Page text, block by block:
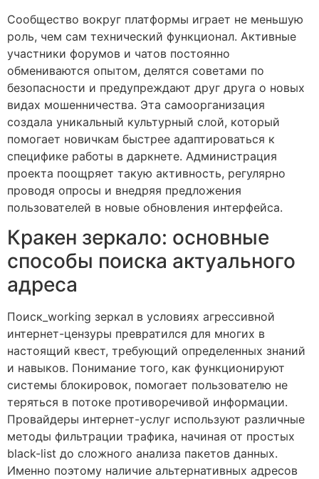
Сообщество вокруг платформы играет не меньшую
роль, чем сам технический функционал. Активные
участники форумов и чатов постоянно
обмениваются опытом, делятся советами по
безопасности и предупреждают друг друга о новых
видах мошенничества. Эта самоорганизация
создала уникальный культурный слой, который
помогает новичкам быстрее адаптироваться к
специфике работы в даркнете. Администрация
проекта поощряет такую активность, регулярно
проводя опросы и внедряя предложения
пользователей в новые обновления интерфейса.
Кракен зеркало: основные
способы поиска актуального
адреса
Поиск_working зеркал в условиях агрессивной
интернет-цензуры превратился для многих в
настоящий квест, требующий определенных знаний
и навыков. Понимание того, как функционируют
системы блокировок, помогает пользователю не
теряться в потоке противоречивой информации.
Провайдеры интернет-услуг используют различные
методы фильтрации трафика, начиная от простых
black-list до сложного анализа пакетов данных.
Именно поэтому наличие альтернативных адресов